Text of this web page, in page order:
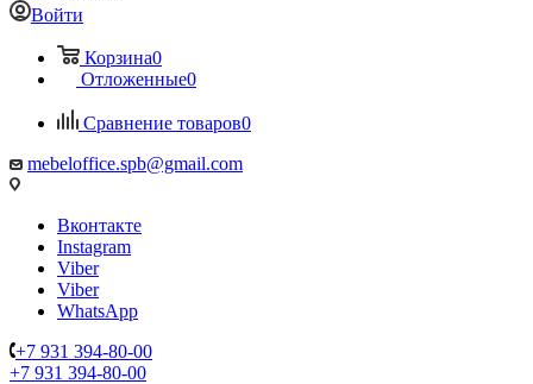
Войти
Корзина0
Отложенные0
Сравнение товаров0
mebeloffice.spb@gmail.com
Вконтакте
Instagram
Viber
Viber
WhatsApp
+7 931 394-80-00
+7 931 394-80-00